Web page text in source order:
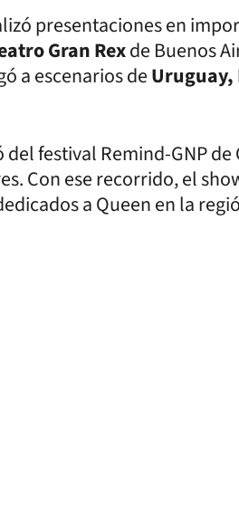
presentaciones en
Gran Rexde Buenos
a escenarios deUruguay,
festival Remind-GNP de
Con ese recorrido, el
a Queen en la